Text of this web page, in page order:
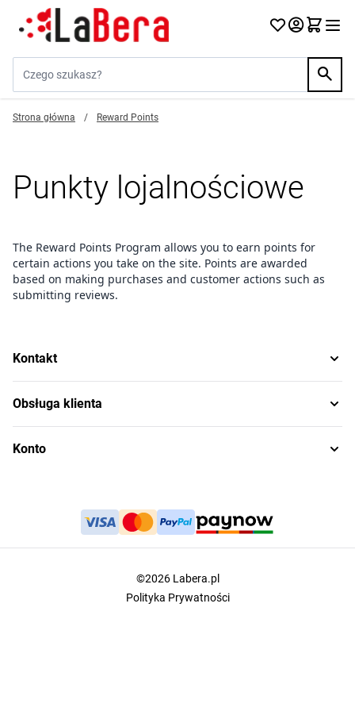
Przejdź do treści
Strona główna / Reward Points
Punkty lojalnościowe
The Reward Points Program allows you to earn points for
certain actions you take on the site. Points are awarded
based on making purchases and customer actions such as
submitting reviews.
Kontakt
Obsługa klienta
Konto
©2026 Labera.pl
Polityka Prywatności